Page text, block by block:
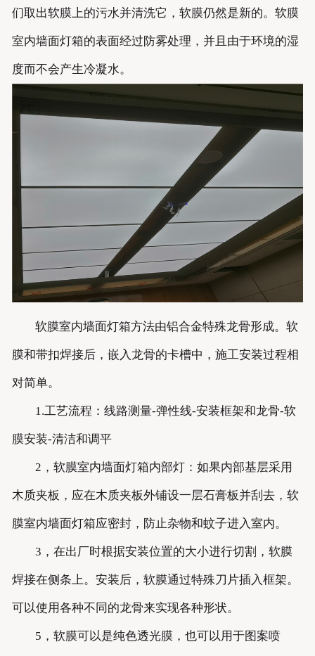
们取出软膜上的污水并清洗它，软膜仍然是新的。软膜
室内墙面灯箱的表面经过防雾处理，并且由于环境的湿
度而不会产生冷凝水。
软膜室内墙面灯箱方法由铝合金特殊龙骨形成。软
膜和带扣焊接后，嵌入龙骨的卡槽中，施工安装过程相
对简单。
1.工艺流程：线路测量-弹性线-安装框架和龙骨-软
膜安装-清洁和调平
2，软膜室内墙面灯箱内部灯：如果内部基层采用
木质夹板，应在木质夹板外铺设一层石膏板并刮去，软
膜室内墙面灯箱应密封，防止杂物和蚊子进入室内。
3，在出厂时根据安装位置的大小进行切割，软膜
焊接在侧条上。安装后，软膜通过特殊刀片插入框架。
可以使用各种不同的龙骨来实现各种形状。
5，软膜可以是纯色透光膜，也可以用于图案喷